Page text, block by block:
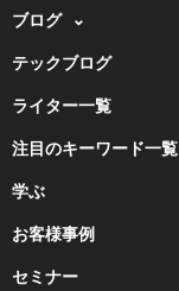
ブログ
テックブログ
ライター一覧
注目のキーワード一覧
学ぶ
お客様事例
セミナー